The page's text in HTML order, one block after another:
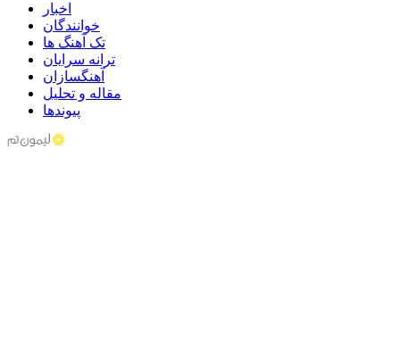
اخبار
خوانندگان
تک آهنگ ها
ترانه سرایان
آهنگسازان
مقاله و تحلیل
پیوندها